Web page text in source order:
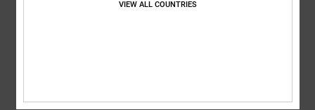
5
Comodidad: 5/5 Material: 5/5 Color: 5/5
VIEW ALL COUNTRIES